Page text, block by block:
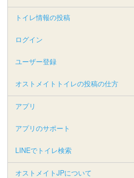
トイレ情報の投稿
ログイン
ユーザー登録
オストメイトトイレの投稿の仕方
アプリ
アプリのサポート
LINEでトイレ検索
オストメイトJPについて